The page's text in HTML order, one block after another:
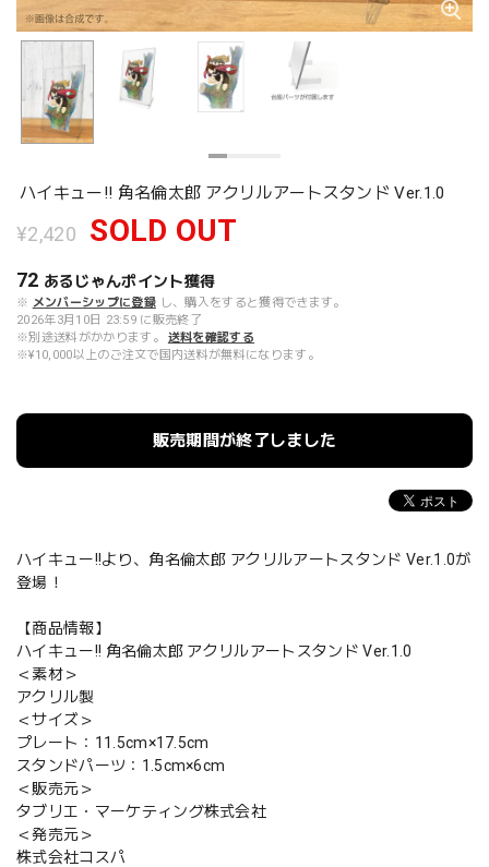
ハイキュー!! 角名倫太郎 アクリルアートスタンド Ver.1.0
¥2,420 SOLD OUT
72 あるじゃんポイント獲得
※ メンバーシップに登録 し、購入をすると獲得できます。
2026年3月10日 23:59 に販売終了
※別途送料がかかります。
送料を確認する
※¥10,000以上のご注文で国内送料が無料になります。
販売期間が終了しました
ハイキュー!!より、角名倫太郎 アクリルアートスタンド Ver.1.0が
登場！
【商品情報】
ハイキュー!! 角名倫太郎 アクリルアートスタンド Ver.1.0
＜素材＞
アクリル製
＜サイズ＞
プレート：11.5cm×17.5cm
スタンドパーツ：1.5cm×6cm
＜販売元＞
タブリエ・マーケティング株式会社
＜発売元＞
株式会社コスパ